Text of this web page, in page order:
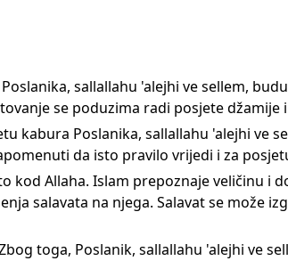
sallallahu 'alejhi ve sellem,
se poduzima radi posjete džamije
kabura Poslanika, sallallahu 'alejhi ve
da isto pravilo vrijedi i za
kod Allaha. Islam prepoznaje veličinu i
salavata na njega. Salavat se može
toga, Poslanik, sallallahu 'alejhi ve